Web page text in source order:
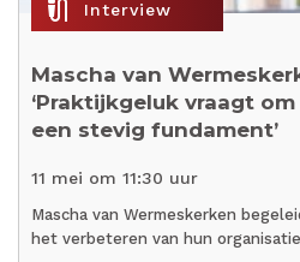
mic_external_on Interview
Mascha van
‘Praktijkgeluk vraagt
een stevig fundament’
11 mei om 11:30 uur
Mascha van Wermeskerken
het verbeteren van hun